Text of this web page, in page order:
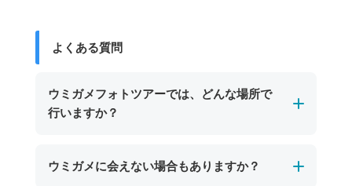
よくある質問
ウミガメフォトツアーでは、どんな場所で
行いますか？
基本的にビーチからエントリーできるポイント
ウミガメに会えない場合もありますか？